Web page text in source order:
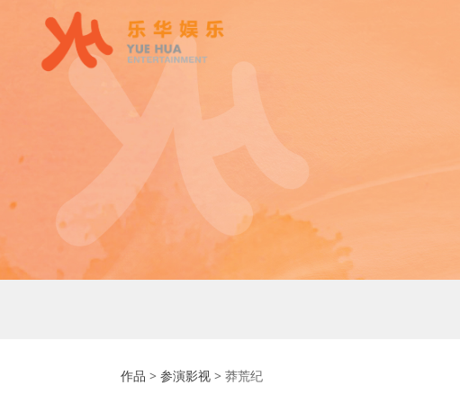
莽荒纪
作品 >参演影视 >莽荒纪